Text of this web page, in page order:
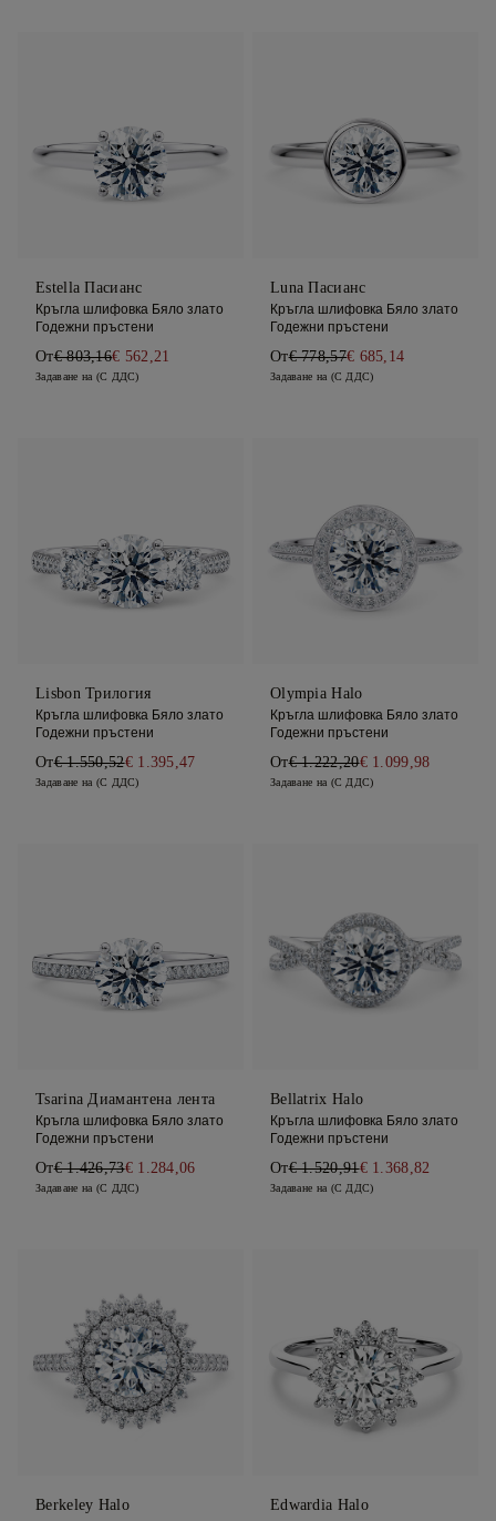
Estella Пасианс
Кръгла шлифовка Бяло злато
Годежни пръстени
От€ 803,16€ 562,21
Задаване на (С ДДС)
Luna Пасианс
Кръгла шлифовка Бяло злато
Годежни пръстени
От€ 778,57€ 685,14
Задаване на (С ДДС)
Lisbon Трилогия
Кръгла шлифовка Бяло злато
Годежни пръстени
От€ 1.550,52€ 1.395,47
Задаване на (С ДДС)
Olympia Halo
Кръгла шлифовка Бяло злато
Годежни пръстени
От€ 1.222,20€ 1.099,98
Задаване на (С ДДС)
Tsarina Диамантена лента
Кръгла шлифовка Бяло злато
Годежни пръстени
От€ 1.426,73€ 1.284,06
Задаване на (С ДДС)
Bellatrix Halo
Кръгла шлифовка Бяло злато
Годежни пръстени
От€ 1.520,91€ 1.368,82
Задаване на (С ДДС)
Berkeley Halo Edwardia Halo